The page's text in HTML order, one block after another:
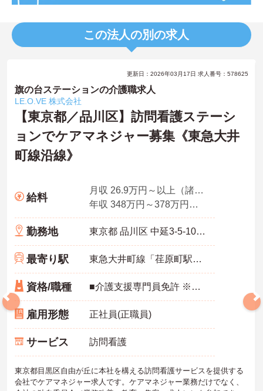
この法人の別の求人
更新日：2026年03月17日 求人番号：578625
旗の台ステーションの介護職求人
LE.O.VE 株式会社
【東京都／品川区】訪問看護ステーシ
ョンでケアマネジャー募集《東急大井
町線沿線》
給料
月収 26.9万円～以上（諸手当込み）
年収 348万円～378万円程度（諸手当込み）
勤務地 東京都 品川区 中延3-5-10 第2宏和ハイム 205号室
最寄り駅 東急大井町線「荏原町駅」徒歩8分
資格/職種 ■介護支援専門員免許 ※経験1年以上
雇用形態 正社員(正職員)
サービス 訪問看護
東京都目黒区自由が丘に本社を構える訪問看護サービスを提供する
会社でケアマネジャー求人です。ケアマネジャー業務だけでなく、